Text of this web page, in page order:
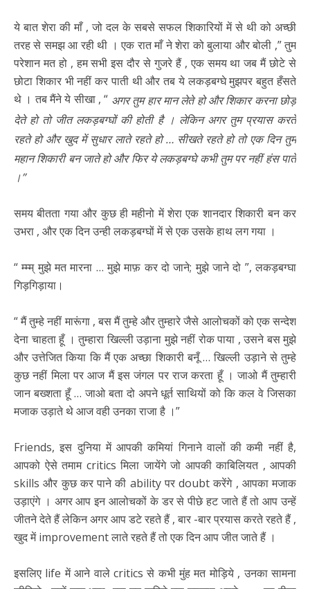
ये बात शेरा की माँ , जो दल के सबसे सफल शिकारियों में से थी को अच्छी
तरह से समझ आ रही थी । एक रात माँ ने शेरा को बुलाया और बोली ,” तुम
परेशान मत हो , हम सभी इस दौर से गुजरे हैं , एक समय था जब मैं छोटे से
छोटा शिकार भी नहीं कर पाती थी और तब ये लकड़बग्घे मुझपर बहुत हँसते
थे । तब मैंने ये सीखा , “ अगर तुम हार मान लेते हो और शिकार करना छोड़
देते हो तो जीत लकड़बग्घों की होती है । लेकिन अगर तुम प्रयास करते
रहते हो और खुद में सुधार लाते रहते हो … सीखते रहते हो तो एक दिन तुम
महान शिकारी बन जाते हो और फिर ये लकड़बग्घे कभी तुम पर नहीं हंस पाते
।”
समय बीतता गया और कुछ ही महीनो में शेरा एक शानदार शिकारी बन कर
उभरा , और एक दिन उन्ही लकड़बग्घों में से एक उसके हाथ लग गया ।
“ म्म्म् मुझे मत मारना … मुझे माफ़ कर दो जाने; मुझे जाने दो ”, लकड़बग्घा
गिड़गिड़ाया।
“ मैं तुम्हे नहीं मारूंगा , बस मैं तुम्हे और तुम्हारे जैसे आलोचकों को एक सन्देश
देना चाहता हूँ । तुम्हारा खिल्ली उड़ाना मुझे नहीं रोक पाया , उसने बस मुझे
और उत्तेजित किया कि मैं एक अच्छा शिकारी बनूँ … खिल्ली उड़ाने से तुम्हे
कुछ नहीं मिला पर आज मैं इस जंगल पर राज करता हूँ । जाओ मैं तुम्हारी
जान बख्शता हूँ … जाओ बता दो अपने धूर्त साथियों को कि कल वे जिसका
मजाक उड़ाते थे आज वही उनका राजा है ।”
Friends, इस दुनिया में आपकी कमियां गिनाने वालों की कमी नहीं है,
आपको ऐसे तमाम critics मिला जायेंगे जो आपकी काबिलियत , आपकी
skills और कुछ कर पाने की ability पर doubt करेंगे , आपका मजाक
उड़ाएंगे । अगर आप इन आलोचकों के डर से पीछे हट जाते हैं तो आप उन्हें
जीतने देते हैं लेकिन अगर आप डटे रहते हैं , बार -बार प्रयास करते रहते हैं ,
खुद में improvement लाते रहते हैं तो एक दिन आप जीत जाते हैं ।
इसलिए life में आने वाले critics से कभी मुंह मत मोड़िये , उनका सामना